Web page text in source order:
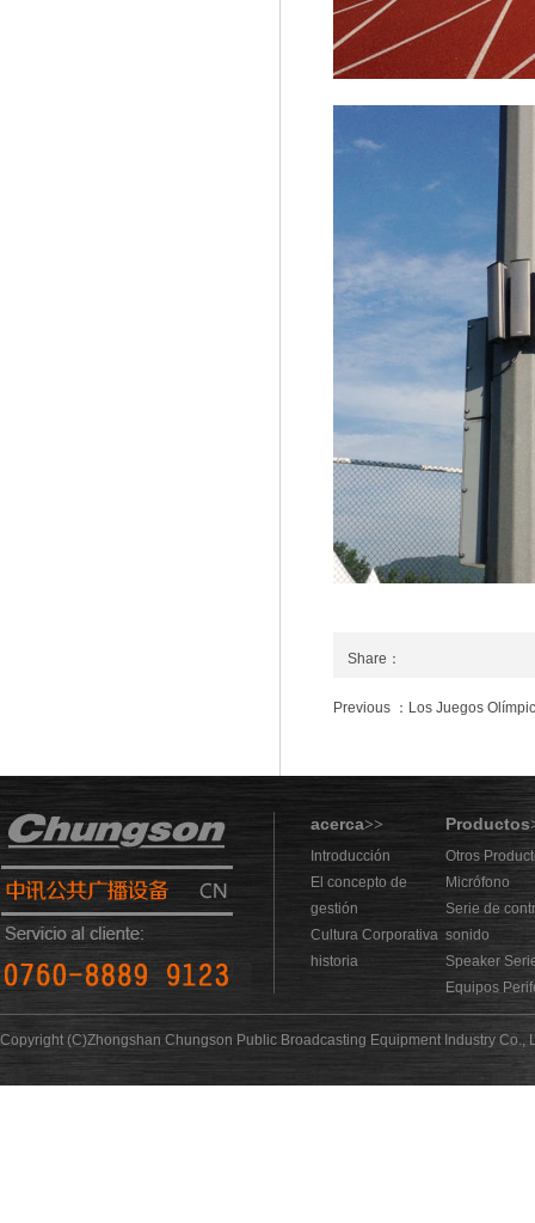
Share：
Previous ：Los Juegos
acerca>> Productos
Introducción
El concepto de
gestión
Cultura Corporativa
historia
Otros
Micrófono
Serie de
sonido
Speaker
Equipos
Copyright (C)Zhongshan Chungson Public Broadcasting Equipment Industry